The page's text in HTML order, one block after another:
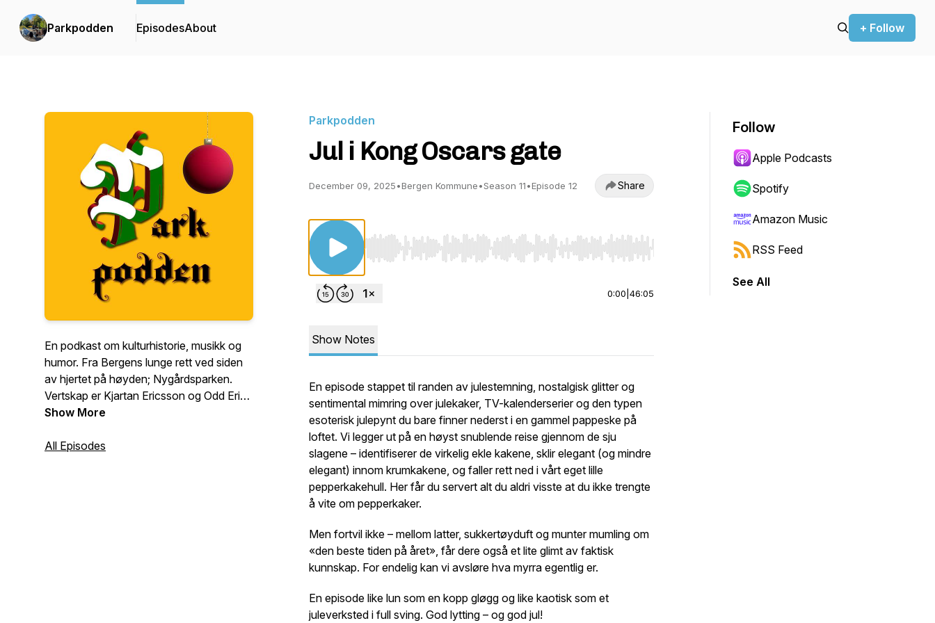
Parkpodden EpisodesAbout + Follow
En podkast om kulturhistorie, musikk og
humor. Fra Bergens lunge rett ved siden
av hjertet på høyden; Nygårdsparken.
Vertskap er Kjartan Ericsson og Odd Erik
Kleveland Dahl
Show More
All Episodes
Parkpodden
Jul i Kong Oscars gate
December 09, 2025•Bergen Kommune•Season 11•Episode 12 Share
Use Left/Right to seek, Home/End to jump to start or end. Hold shift to jump forward or backward.
0:00 46:05
Show Notes
En episode stappet til randen av julestemning, nostalgisk glitter og
sentimental mimring over julekaker, TV-kalenderserier og den typen
esoterisk julepynt du bare finner nederst i en gammel pappeske på
loftet. Vi legger ut på en høyst snublende reise gjennom de sju
slagene – identifiserer de virkelig ekle kakene, sklir elegant (og mindre
elegant) innom krumkakene, og faller rett ned i vårt eget lille
pepperkakehull. Her får du servert alt du aldri visste at du ikke trengte
å vite om pepperkaker.
Men fortvil ikke – mellom latter, sukkertøyduft og munter mumling om
«den beste tiden på året», får dere også et lite glimt av faktisk
kunnskap. For endelig kan vi avsløre hva myrra egentlig er.
En episode like lun som en kopp gløgg og like kaotisk som et
juleverksted i full sving. God lytting – og god jul!
Follow
Apple Podcasts
Spotify
Amazon Music
RSS Feed
See All